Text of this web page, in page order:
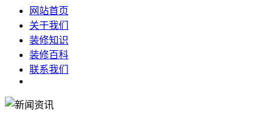
网站首页
关于我们
装修知识
装修百科
联系我们